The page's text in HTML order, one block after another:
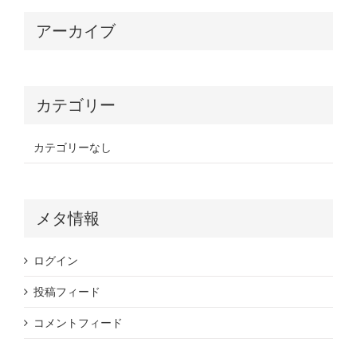
アーカイブ
カテゴリー
カテゴリーなし
メタ情報
ログイン
投稿フィード
コメントフィード